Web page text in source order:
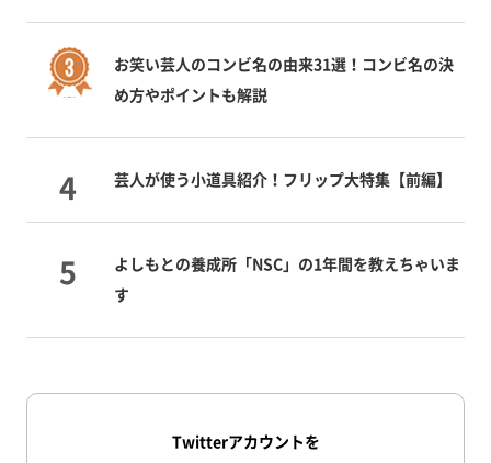
お笑い芸人のコンビ名の由来31選！コンビ名の決
め方やポイントも解説
芸人が使う小道具紹介！フリップ大特集【前編】
よしもとの養成所「NSC」の1年間を教えちゃいま
す
Twitterアカウントを